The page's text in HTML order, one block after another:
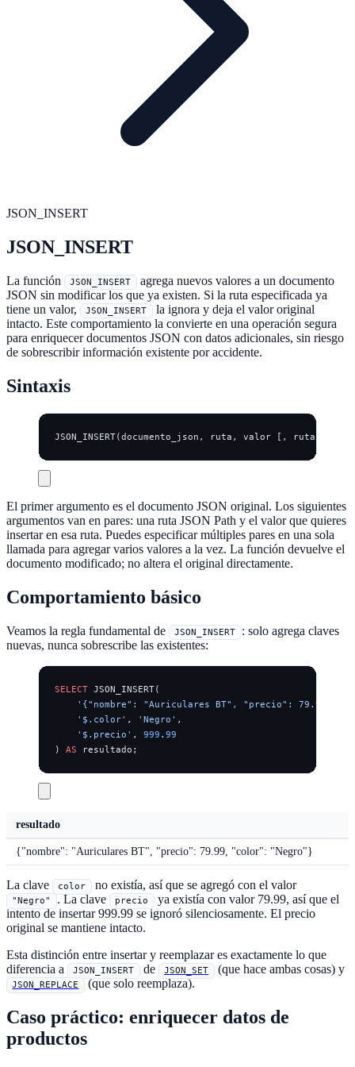
JSON_INSERT
JSON_INSERT
La función JSON_INSERT agrega nuevos valores a un documento
JSON sin modificar los que ya existen. Si la ruta especificada ya
tiene un valor,
JSON_INSERT la ignora y deja el valor original
intacto. Este comportamiento la convierte en una operación segura
para enriquecer documentos JSON con datos adicionales, sin riesgo
de sobrescribir información existente por accidente.
Sintaxis
JSON_INSERT(documento_json, ruta, valor [, ruta2,
El primer argumento es el documento JSON original. Los siguientes
argumentos van en pares: una ruta JSON Path y el valor que quieres
insertar en esa ruta. Puedes especificar múltiples pares en una sola
llamada para agregar varios valores a la vez. La función devuelve el
documento modificado; no altera el original directamente.
Comportamiento básico
Veamos la regla fundamental de JSON_INSERT : solo agrega claves
nuevas, nunca sobrescribe las existentes:
SELECT JSON_INSERT(
    '{"nombre": "Auriculares BT", "precio": 79.99}'
    '$.color'
, 'Negro' ,
    '$.precio'
, 999 . 99
) AS resultado;
resultado
{"nombre": "Auriculares BT", "precio": 79.99, "color": "Negro"}
La clave color no existía, así que se agregó con el valor
"Negro" . La clave precio
ya existía con valor 79.99, así que el
intento de insertar 999.99 se ignoró silenciosamente. El precio
original se mantiene intacto.
Esta distinción entre insertar y reemplazar es exactamente lo que
diferencia a
JSON_INSERT de JSON_SET (que hace ambas cosas) y
JSON_REPLACE (que solo reemplaza).
Caso práctico: enriquecer datos de
productos